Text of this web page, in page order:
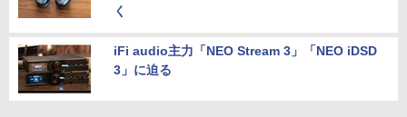
く
iFi audio主力「NEO Stream 3」「NEO iDSD
3」に迫る